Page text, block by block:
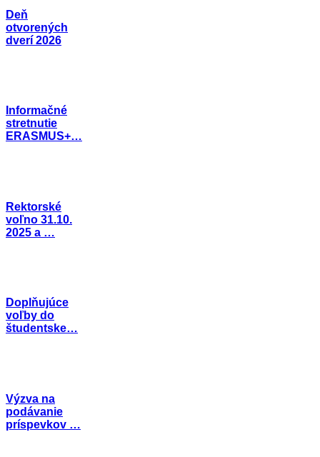
Deň
otvorených
dverí 2026
Informačné
stretnutie
ERASMUS+…
Rektorské
voľno 31.10.
2025 a …
Doplňujúce
voľby do
študentske…
Výzva na
podávanie
príspevkov …